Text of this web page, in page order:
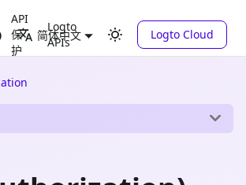
API
保
护
Logto
APIs
简体中文 Logto Cloud